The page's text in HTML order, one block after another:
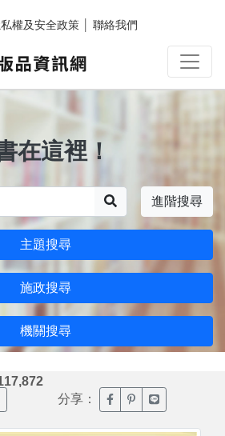
權及安全政策 聯絡我們
在這裡！
進階搜尋
主題搜尋
施政搜尋
機關搜尋
分享： 臉書分享(另開新視窗)
噗浪分享(另開新
Line分享(另